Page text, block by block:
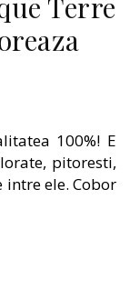
Terre
100%! E
pitoresti,
ele. Cobor